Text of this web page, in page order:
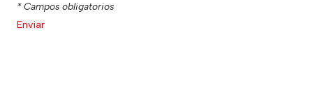
* Campos obligatorios